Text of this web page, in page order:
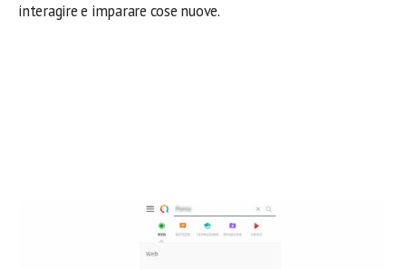
interagire e imparare cose nuove.